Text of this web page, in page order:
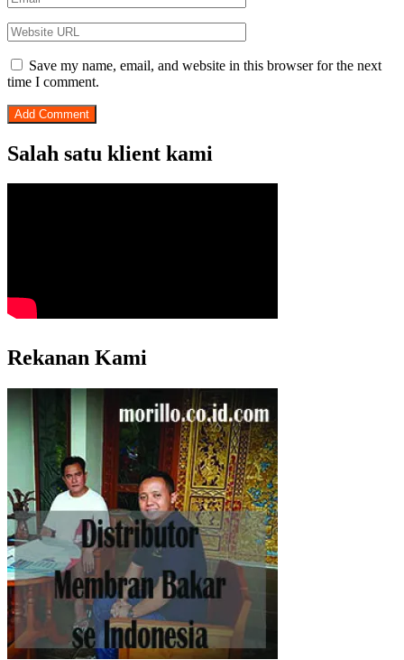
Save my name, email, and website in this browser for the next
time I comment.
Salah satu klient kami
Rekanan Kami